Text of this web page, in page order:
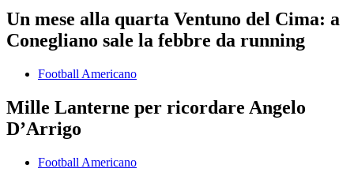
Un mese alla quarta Ventuno del Cima: a
Conegliano sale la febbre da running
Football Americano
Mille Lanterne per ricordare Angelo
D’Arrigo
Football Americano